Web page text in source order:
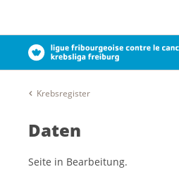
Krebsregister
Daten
Seite in Bearbeitung.